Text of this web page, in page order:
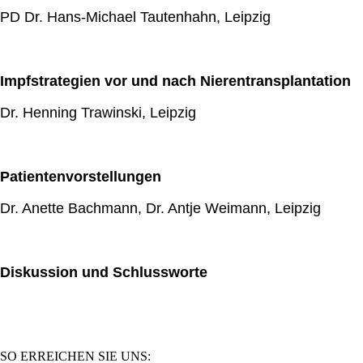
PD Dr. Hans-Michael Tautenhahn, Leipzig
Impfstrategien vor und nach Nierentransplantation
Dr. Henning Trawinski, Leipzig
Patientenvorstellungen
Dr. Anette Bachmann, Dr. Antje Weimann, Leipzig
Diskussion und Schlussworte
SO ERREICHEN SIE UNS: